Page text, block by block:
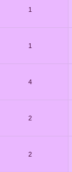
1
1
4
2
2